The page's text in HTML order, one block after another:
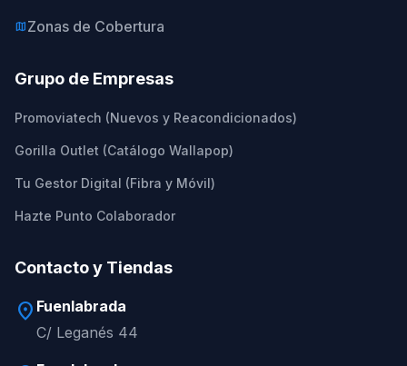
mapZonas de Cobertura
Grupo de Empresas
Promoviatech (Nuevos y Reacondicionados)
Gorilla Outlet (Catálogo Wallapop)
Tu Gestor Digital (Fibra y Móvil)
Hazte Punto Colaborador
Contacto y Tiendas
location_on Fuenlabrada
C/ Leganés 44